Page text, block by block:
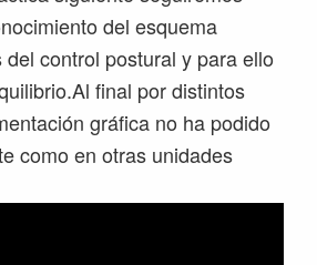
del esquema
control postural y para ello
final por distintos
gráfica no ha podido
como en otras unidades